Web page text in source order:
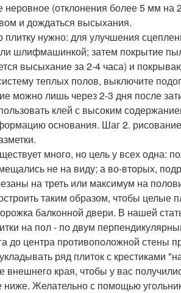
(отклонения более 5 мм на
и дождаться высыхания.
нужно: для улучшения
шлифмашинкой; затем покрытие
высыхание за 2-4 часа) и
теплых полов, выключите
можно лишь через 2-3 дня после
клей с высоким
основания. Шаг 2. рисование
много, но цель у всех одна:
не на виду; а во-вторых,
на треть или максимум на
таким образом, чтобы целые
балконной двери. В нашей
на пол - по двум
до центра противоположной стены
ряд плиток с
внешнего края, чтобы у вас
ниже. Желательно с помощью